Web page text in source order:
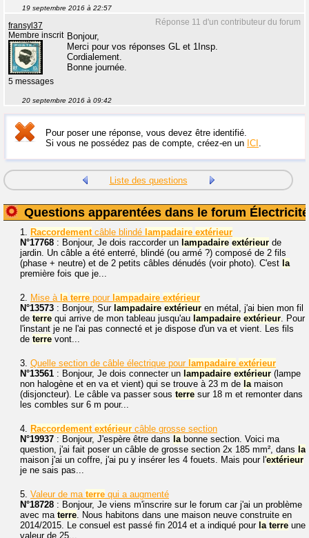
19 septembre 2016 à 22:57
Réponse 11 d'un contributeur du forum
fransyl37
Membre inscrit
5 messages
Bonjour,
Merci pour vos réponses GL et 1Insp.
Cordialement.
Bonne journée.
20 septembre 2016 à 09:42
Pour poser une réponse, vous devez être identifié.
Si vous ne possédez pas de compte, créez-en un ICI
Liste des questions
Questions apparentées dans le forum Électricité
1. Raccordement câble blindé lampadaire extérieur
N°17768 : Bonjour, Je dois raccorder un lampadaire extérieur de
jardin. Un câble a été enterré, blindé (ou armé ?) composé de 2 fils
(phase + neutre) et de 2 petits câbles dénudés (voir photo). C'est la
première fois que je...
2. Mise à la terre pour lampadaire extérieur
N°13573 : Bonjour, Sur lampadaire extérieur en métal, j'ai bien mon fil
de terre qui arrive de mon tableau jusqu'au lampadaire extérieur . Pour
l'instant je ne l'ai pas connecté et je dispose d'un va et vient. Les fils
de terre vont...
3. Quelle section de câble électrique pour lampadaire extérieur
N°13561 : Bonjour, Je dois connecter un lampadaire extérieur (lampe
non halogène et en va et vient) qui se trouve à 23 m de la maison
(disjoncteur). Le câble va passer sous terre sur 18 m et remonter dans
les combles sur 6 m pour...
4. Raccordement extérieur câble grosse section
N°19937 : Bonjour, J'espère être dans la bonne section. Voici ma
question, j'ai fait poser un câble de grosse section 2x 185 mm², dans la
maison j'ai un coffre, j'ai pu y insérer les 4 fouets. Mais pour l'extérieur
je ne sais pas...
5. Valeur de ma terre qui a augmenté
N°18728 : Bonjour, Je viens m'inscrire sur le forum car j'ai un problème
avec ma terre . Nous habitons dans une maison neuve construite en
2014/2015. Le consuel est passé fin 2014 et a indiqué pour la terre une
valeur de 25...